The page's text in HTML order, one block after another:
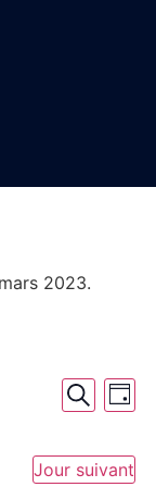
2023.
Jour
Jour suivant